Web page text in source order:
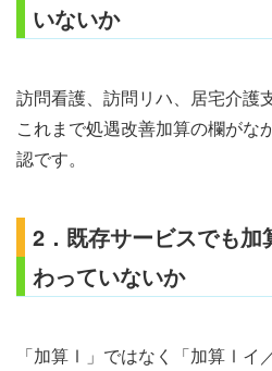
いないか
訪問看護、訪問リハ、居宅介護
これまで処遇改善加算の欄がな
認です。
2．既存サービスでも
わっていないか
「加算Ⅰ」ではなく「加算Ⅰイ